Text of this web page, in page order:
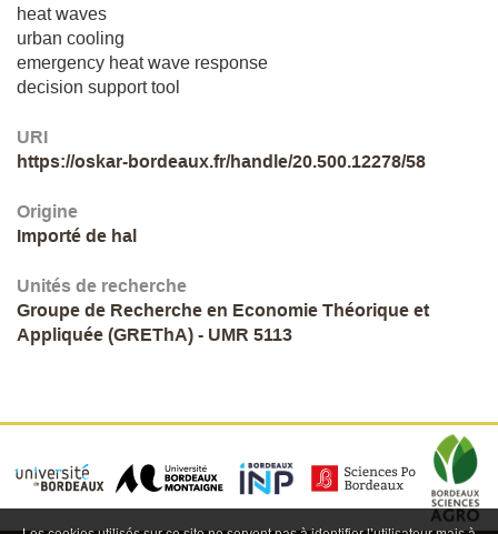
heat waves
urban cooling
emergency heat wave response
decision support tool
URI
https://oskar-bordeaux.fr/handle/20.500.12278/58
Origine
Importé de hal
Unités de recherche
Groupe de Recherche en Economie Théorique et
Appliquée (GREThA) - UMR 5113